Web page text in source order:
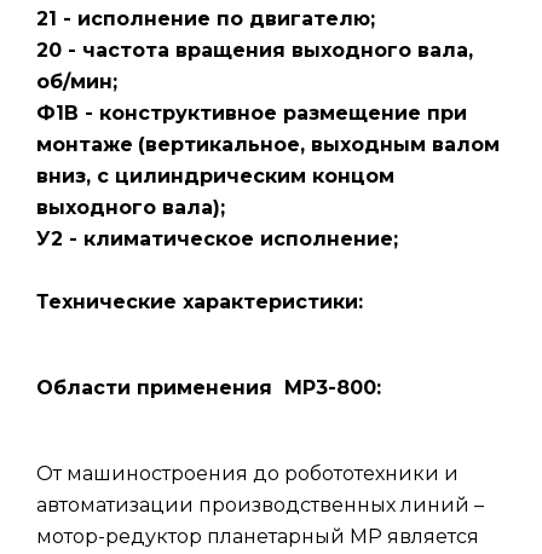
21 - исполнение по двигателю;
20 - частота вращения выходного вала,
об/мин;
Ф1В - конструктивное размещение при
монтаже (вертикальное, выходным валом
вниз, с цилиндрическим концом
выходного вала);
У2 - климатическое исполнение;
Технические характеристики:
Области применения МР3-800:
От машиностроения до робототехники и
автоматизации производственных линий –
мотор-редуктор планетарный МР является